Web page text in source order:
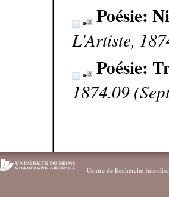
Poésie:
L'Artiste,
Poésie:
1874.09
Centre de Recherche